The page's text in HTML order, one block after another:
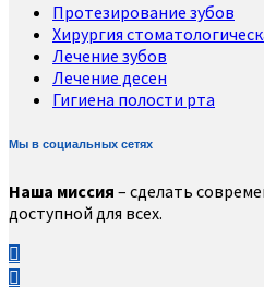
Протезирование зубов
Хирургия
Лечение зубов
Лечение десен
Гигиена полости рта
Мы в социальных сетях
Наша миссия – сделать
доступной для всех.